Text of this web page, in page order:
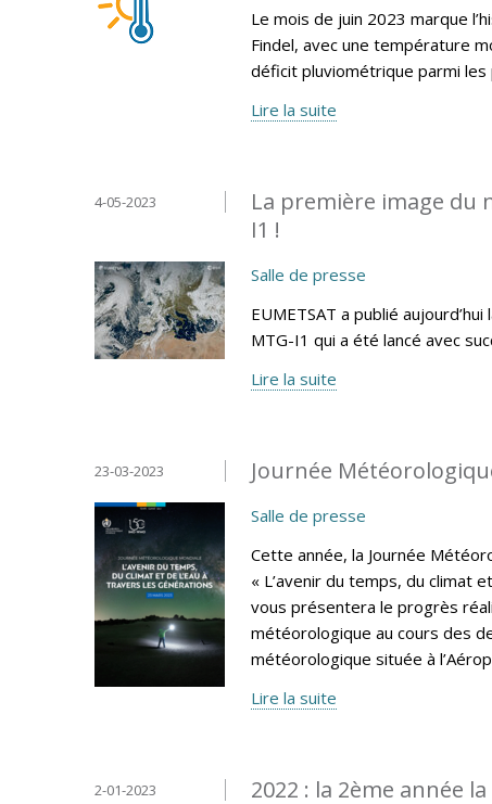
Le mois de juin 2023 marque
Findel, avec une température
déficit pluviométrique parmi les
Lire la suite
La première image du
I1 !
4-05-2023
Salle de presse
EUMETSAT a publié
MTG-I1 qui a été lancé avec
Lire la suite
Journée
23-03-2023
Salle de presse
Cette année, la Journée
« L’avenir du temps, du climat
vous présentera le progrès
météorologique au cours des
météorologique située à
Lire la suite
2022 : la 2ème année
2-01-2023